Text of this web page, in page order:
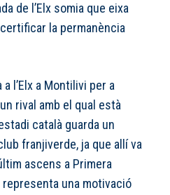
de l’Elx somia que eixa
la permanència
l’Elx a Montilivi per a
rival amb el qual està
català guarda un
franjiverde, ja que allí va
ascens a Primera
una motivació